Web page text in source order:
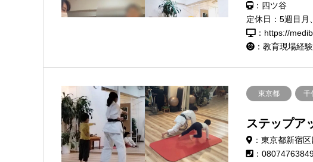
：四ツ谷
定休日：5週目月
：https://
：教育現場経
東京都 千
ステップ
：東京都新宿
：